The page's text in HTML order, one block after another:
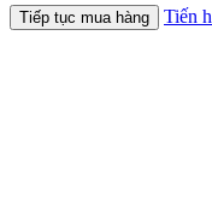
Tiếp tục mua hàng Tiến